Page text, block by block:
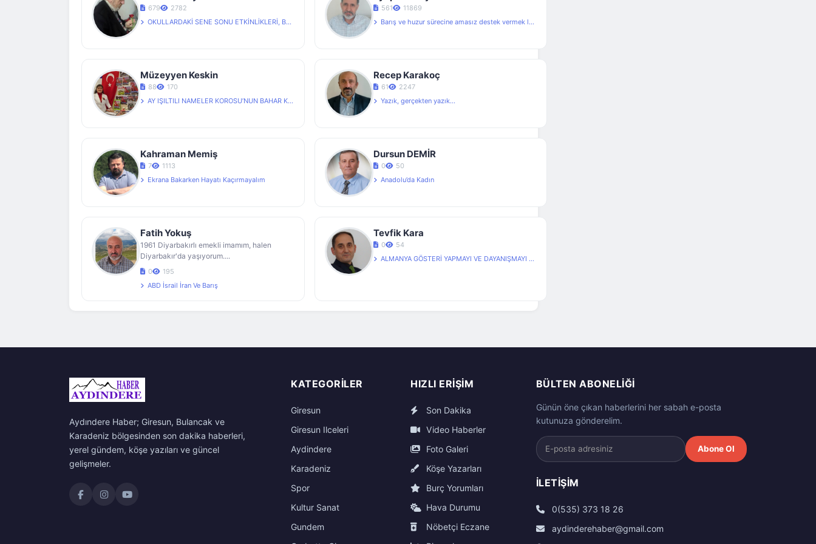
679
2782
OKULLARDAKİ SENE SONU ETKİNLİKLERİ, BELGESEL OLSUN
561
11869
Barış ve huzur sürecine amasız destek vermek lazım.
Müzeyyen Keskin
88
170
AY IŞILTILI NAMELER KOROSU’NUN BAHAR KONSERLERİ
Recep Karakoç
61
2247
Yazık, gerçekten yazık...
Kahraman Memiş
7
1113
Ekrana Bakarken Hayatı Kaçırmayalım
Dursun DEMİR
0
50
Anadolu’da Kadın
Fatih Yokuş
1961 Diyarbakırlı emekli imamım, halen
Diyarbakır'da yaşıyorum....
0
195
ABD İsrail İran Ve Barış
Tevfik Kara
0
54
ALMANYA GÖSTERİ YAPMAYI VE DAYANIŞMAYI ÇİFTÇİLERDEN...
Aydındere Haber; Giresun, Bulancak ve
Karadeniz bölgesinden son dakika haberleri,
yerel gündem, köşe yazıları ve güncel
gelişmeler.
KATEGORILER
Giresun
Giresun Ilceleri
Aydindere
Karadeniz
Spor
Kultur Sanat
Gundem
HIZLI ERIŞIM
Son Dakika
Video Haberler
Foto Galeri
Köşe Yazarları
Burç Yorumları
Hava Durumu
Nöbetçi Eczane
BÜLTEN ABONELIĞI
Günün öne çıkan haberlerini her sabah e-posta
kutunuza gönderelim.
Abone Ol
İLETIŞIM
0(535) 373 18 26
aydinderehaber@gmail.com